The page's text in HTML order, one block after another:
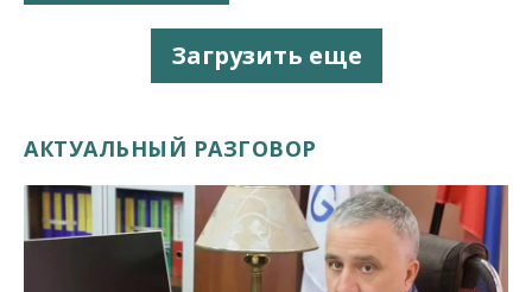
Загрузить еще
АКТУАЛЬНЫЙ РАЗГОВОР